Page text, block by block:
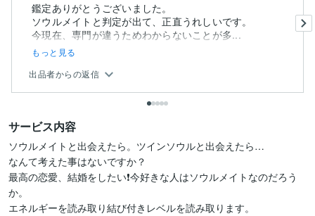
鑑定ありがとうございました。
ソウルメイトと判定が出て、正直うれしいです。
今現在、専門が違うためわからないことが多...
もっと見る
出品者からの返信
サービス内容
ソウルメイトと出会えたら。ツインソウルと出会えたら…
なんて考えた事はないですか？
最高の恋愛、結婚をしたい❗️今好きな人はソウルメイトなのだろう
か。
エネルギーを読み取り結び付きレベルを読み取ります。